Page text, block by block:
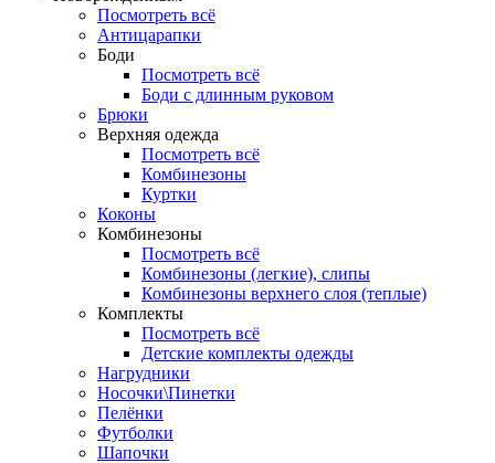
Посмотреть всё
Антицарапки
Боди
Посмотреть всё
Боди с длинным руковом
Брюки
Верхняя одежда
Посмотреть всё
Комбинезоны
Куртки
Коконы
Комбинезоны
Посмотреть всё
Комбинезоны (легкие), слипы
Комбинезоны верхнего слоя (теплые)
Комплекты
Посмотреть всё
Детские комплекты одежды
Нагрудники
Носочки\Пинетки
Пелёнки
Футболки
Шапочки